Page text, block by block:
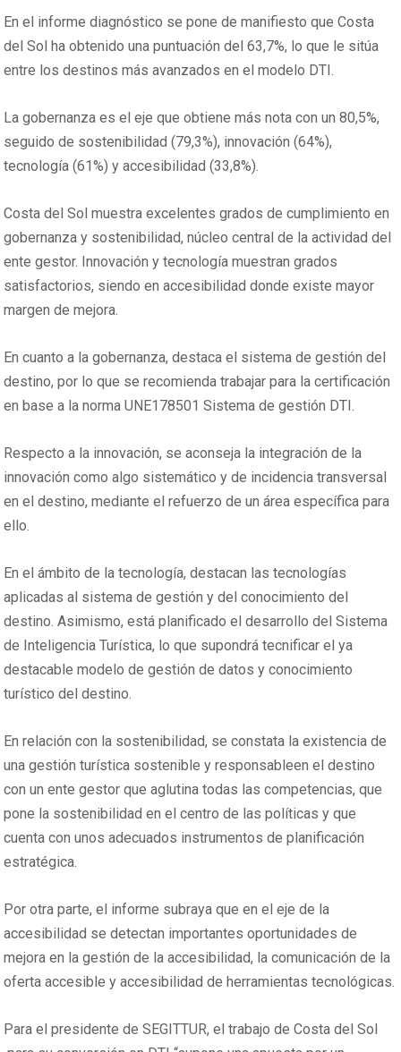
En el informe diagnóstico se pone de manifiesto que Costa
del Sol ha obtenido una puntuación del 63,7%, lo que le sitúa
entre los destinos más avanzados en el modelo DTI.
La gobernanza es el eje que obtiene más nota con un 80,5%,
seguido de sostenibilidad (79,3%), innovación (64%),
tecnología (61%) y accesibilidad (33,8%).
Costa del Sol muestra excelentes grados de cumplimiento en
gobernanza y sostenibilidad, núcleo central de la actividad del
ente gestor. Innovación y tecnología muestran grados
satisfactorios, siendo en accesibilidad donde existe mayor
margen de mejora.
En cuanto a la gobernanza, destaca el sistema de gestión del
destino, por lo que se recomienda trabajar para la certificación
en base a la norma UNE178501 Sistema de gestión DTI.
Respecto a la innovación, se aconseja la integración de la
innovación como algo sistemático y de incidencia transversal
en el destino, mediante el refuerzo de un área específica para
ello.
En el ámbito de la tecnología, destacan las tecnologías
aplicadas al sistema de gestión y del conocimiento del
destino. Asimismo, está planificado el desarrollo del Sistema
de Inteligencia Turística, lo que supondrá tecnificar el ya
destacable modelo de gestión de datos y conocimiento
turístico del destino.
En relación con la sostenibilidad, se constata la existencia de
una gestión turística sostenible y responsableen el destino
con un ente gestor que aglutina todas las competencias, que
pone la sostenibilidad en el centro de las políticas y que
cuenta con unos adecuados instrumentos de planificación
estratégica.
Por otra parte, el informe subraya que en el eje de la
accesibilidad se detectan importantes oportunidades de
mejora en la gestión de la accesibilidad, la comunicación de la
oferta accesible y accesibilidad de herramientas tecnológicas.
Para el presidente de SEGITTUR, el trabajo de Costa del Sol